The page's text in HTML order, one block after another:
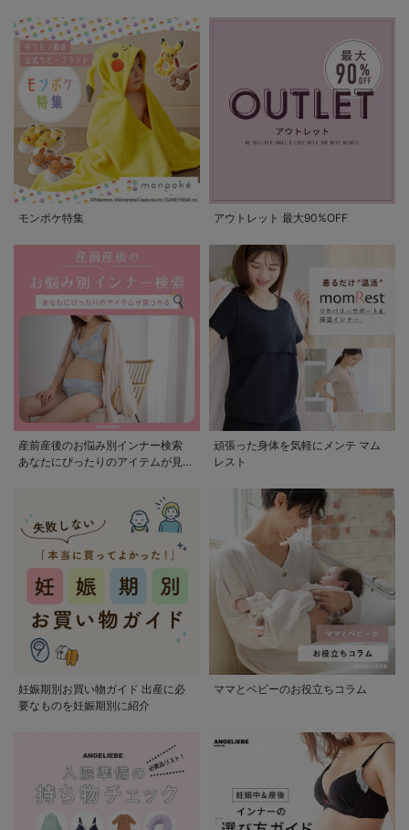
モンポケ特集 アウトレット 最大90%OFF
産前産後のお悩み別インナー検索
あなたにぴったりのアイテムが見つ
頑張った身体を気軽にメンテ マム
レスト
妊娠期別お買い物ガイド 出産に必
要なものを妊娠期別に紹介
ママとベビーのお役立ちコラム